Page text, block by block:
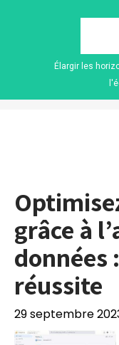
Élargir les
grâce à
données
réussite
29 septembre